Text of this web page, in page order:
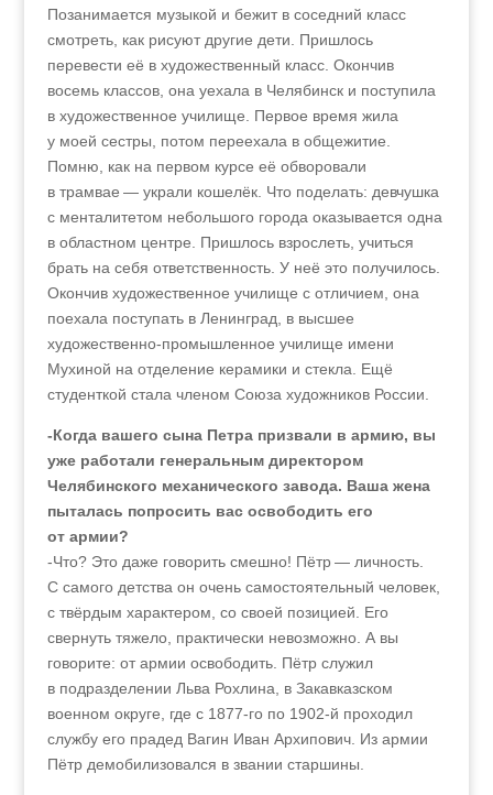
Позанимается музыкой и бежит в соседний класс
смотреть, как рисуют другие дети. Пришлось
перевести её в художественный класс. Окончив
восемь классов, она уехала в Челябинск и поступила
в художественное училище. Первое время жила
у моей сестры, потом переехала в общежитие.
Помню, как на первом курсе её обворовали
в трамвае — украли кошелёк. Что поделать: девчушка
с менталитетом небольшого города оказывается одна
в областном центре. Пришлось взрослеть, учиться
брать на себя ответственность. У неё это получилось.
Окончив художественное училище с отличием, она
поехала поступать в Ленинград, в высшее
художественно-промышленное училище имени
Мухиной на отделение керамики и стекла. Ещё
студенткой стала членом Союза художников России.
-Когда вашего сына Петра призвали в армию, вы
уже работали генеральным директором
Челябинского механического завода. Ваша жена
пыталась попросить вас освободить его
от армии?
-Что? Это даже говорить смешно! Пётр — личность.
С самого детства он очень самостоятельный человек,
с твёрдым характером, со своей позицией. Его
свернуть тяжело, практически невозможно. А вы
говорите: от армии освободить. Пётр служил
в подразделении Льва Рохлина, в Закавказском
военном округе, где с 1877‑го по 1902‑й проходил
службу его прадед Вагин Иван Архипович. Из армии
Пётр демобилизовался в звании старшины.